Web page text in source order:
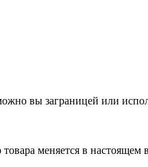
вы заграницей или
меняется в настоящем